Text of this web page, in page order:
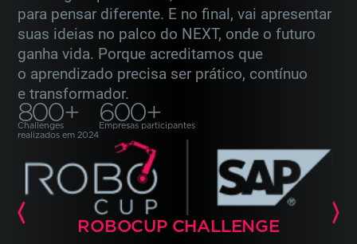
para pensar diferente. E no final, vai apresentar
suas ideias no palco do NEXT, onde o futuro
ganha vida. Porque acreditamos que
o aprendizado precisa ser prático, contínuo
e transformador.
800+
Challenges
realizados em 2024
600+
Empresas participantes
ROBOCUP CHALLENGE